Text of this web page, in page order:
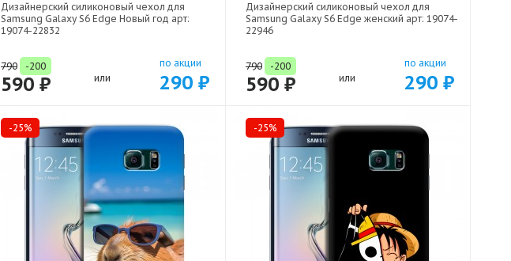
Дизайнерский силиконовый чехол для
Samsung Galaxy S6 Edge Новый год арт:
19074-22832
790 -200
590 ₽ или
по акции
290 ₽
Дизайнерский силиконовый чехол для
Samsung Galaxy S6 Edge женский арт: 19074-
22946
790 -200
590 ₽ или
по акции
290 ₽
-25% -25%